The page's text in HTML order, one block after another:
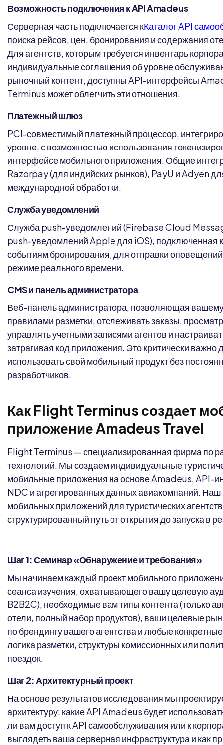
Возможность подключения к API Amadeus
Серверная часть подключается кКаталог API
поиска рейсов, цен, бронирования и содержания
Для агентств, которым требуется инвентарь
индивидуальные соглашения об уровне
рыночный контент, доступны API-интерфейсы
Terminus может облегчить эти отношения.
Платежный шлюз
PCI-совместимый платежный процессор,
уровне, с возможностью использования
интерфейсе мобильного приложения. Общие
Razorpay (для индийских рынков), PayU и Adyen
международной обработки.
Служба уведомлений
Служба push-уведомлений (Firebase Cloud
push-уведомлений Apple для iOS), подключенная к
событиям бронирования, для отправки
режиме реального времени.
CMS и панель администратора
Веб-панель администратора, позволяющая вашему
правилами разметки, отслеживать заказы,
управлять учетными записями агентов и
затрагивая код приложения. Это критически важно
использовать свой мобильный продукт без
разработчиков.
Как Flight Terminus создает
приложение Amadeus Travel
Flight Terminus — специализированная фирма по
технологий. Мы создаем индивидуальные
мобильные приложения на основе Amadeus, API-
NDC и агрегированных данных авиакомпаний. Наш
мобильных приложений для туристических
структурированный путь от открытия до запуска в
Шаг 1: Семинар «Обнаружение и требования»
Мы начинаем каждый проект мобильного
сеанса изучения, охватывающего вашу целевую
B2B2C), необходимые вам типы контента (только
отели, полный набор продуктов), ваши целевые
по брендингу вашего агентства и любые
логика разметки, структуры комиссионных или
поездок.
Шаг 2: Архитектурный проект
На основе результатов исследования мы
архитектуру: какие API Amadeus будет
ли вам доступ к API самообслуживания или к
выглядеть ваша серверная инфраструктура и как